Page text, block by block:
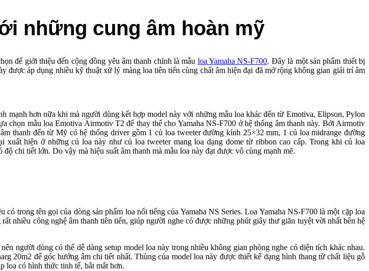
những cung âm hoàn mỹ
để giới thiệu đến cộng đồng yêu âm thanh chính là mẫu loa Yamaha NS-F700. Đây là một sản phẩm thiết bị
được áp dụng nhiều kỹ thuật xử lý màng loa tiên tiến cùng chất âm hiện đại đã mở rộng không gian giải trí âm
mạnh hơn nữa khi mà người dùng kết hợp model này với những mẫu loa khác đến từ Emotiva, Elipson, Pylon
mẫu loa Emotiva Airmotiv T2 để thay thế cho Yamaha NS-F700 ở hệ thống âm thanh này. Bởi Airmotiv
thanh đến từ Mỹ có hệ thống driver gồm 1 củ loa tweeter đường kính 25×32 mm, 1 củ loa midrange đường
hiện ở những củ loa này như củ loa tweeter mang loa dạng dome từ ribbon cao cấp. Trong khi củ loa
chi tiết lớn. Do vậy mà hiệu suất âm thanh mà mẫu loa này đạt được vô cùng mạnh mẽ.
trong tên gọi của dòng sản phẩm loa nổi tiếng của Yamaha NS Series. Loa Yamaha NS-F700 là một cặp loa
nhiều công nghệ âm thanh tiên tiến, giúp người nghe có được những phút giây thư giãn tuyệt vời nhất bên hệ
người dùng có thể dễ dàng setup model loa này trong nhiều không gian phòng nghe có diện tích khác nhau.
20m2 để góc hướng âm chi tiết nhất. Thùng của model loa này được thiết kế dạng hình thang từ chất liệu gỗ
loa có hình thức tinh tế, bắt mắt hơn.